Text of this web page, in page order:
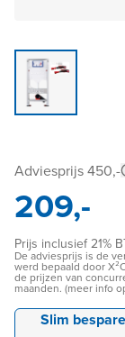
Adviesprijs 450,-
209,-
Prijs inclusief 21%
De adviesprijs is de
werd bepaald door
de prijzen van
maanden. (meer info
Slim